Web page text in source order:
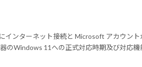
ンターネット接続と Microsoft アカウント
のWindows 11への正式対応時期及び対応機